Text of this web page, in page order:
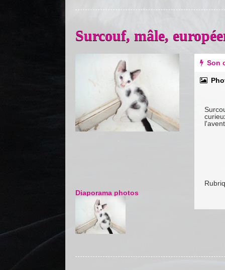
Surcouf, mâle,
Previous Next
Diaporama photos
Son